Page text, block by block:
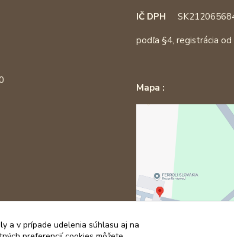
IČ DPH
podľa §4, registrácia od
Mapa :
a v prípade udelenia súhlasu aj na